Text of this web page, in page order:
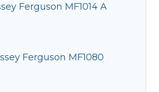
Ferguson MF1014 A
Ferguson MF1080